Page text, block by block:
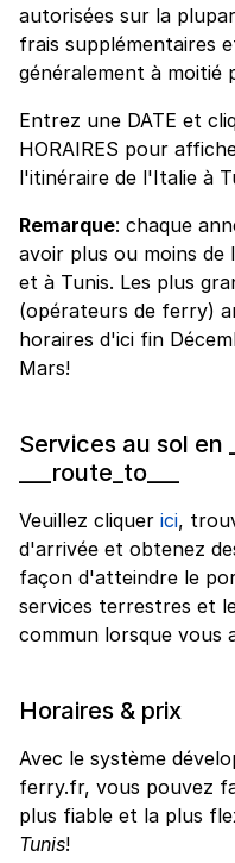
autorisées sur la
frais supplémentaires
généralement à moitié
Entrez une DATE et
HORAIRES pour
l'itinéraire de l'Italie à
Remarque: chaque
avoir plus ou moins
et à Tunis. Les plus
(opérateurs de ferry)
horaires d'ici fin
Mars!
Services au sol en
___route_to___
Veuillez cliquer ici,
d'arrivée et obtenez
façon d'atteindre le
services terrestres et
commun lorsque vous
Horaires & prix
Avec le système
ferry.fr, vous pouvez
plus fiable et la plus
Tunis!